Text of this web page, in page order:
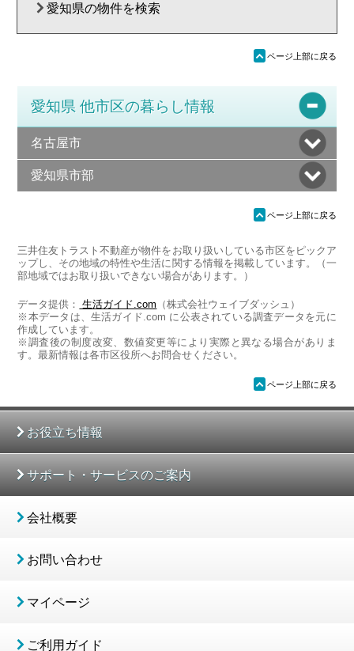
愛知県の物件を検索
ü ページ上部に戻る
愛知県 他市区の暮らし情報
名古屋市
愛知県市部
ü ページ上部に戻る
三井住友トラスト不動産が物件をお取り扱いしている市区をピックア
ップし、その地域の特性や生活に関する情報を掲載しています。（一
部地域ではお取り扱いできない場合があります。）
データ提供： 生活ガイド.com （株式会社ウェイブダッシュ）
※本データは、生活ガイド.com に公表されている調査データを元に
作成しています。
※調査後の制度改変、数値変更等により実際と異なる場合がありま
す。最新情報は各市区役所へお問合せください。
ü ページ上部に戻る
お役立ち情報
サポート・サービスのご案内
会社概要
お問い合わせ
マイページ
ご利用ガイド